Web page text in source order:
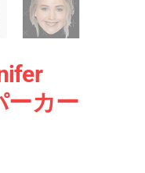
ーカー